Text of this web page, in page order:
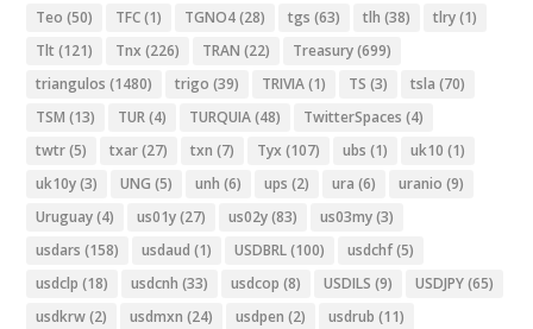
Teo (50) TFC(1) TGNO4(28) tgs (63) tlh (38) tlry(1)
Tlt (121) Tnx (226) TRAN (22) Treasury(699)
triangulos (1480) trigo (39) TRIVIA(1) TS (3) tsla (70)
TSM (13) TUR(4) TURQUIA(48) TwitterSpaces (4)
twtr(5) txar(27) txn (7) Tyx (107) ubs (1) uk10 (1)
uk10y(3) UNG (5) unh (6) ups (2) ura (6) uranio (9)
Uruguay(4) us01y(27) us02y(83) us03my(3)
usdars (158) usdaud (1) USDBRL(100) usdchf(5)
usdclp (18) usdcnh (33) usdcop (8) USDILS (9) USDJPY(65)
usdkrw(2) usdmxn (24) usdpen (2) usdrub (11)